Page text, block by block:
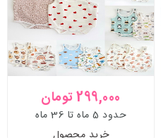
299,000 تومان
حدود 5 ماه تا 36 ماه